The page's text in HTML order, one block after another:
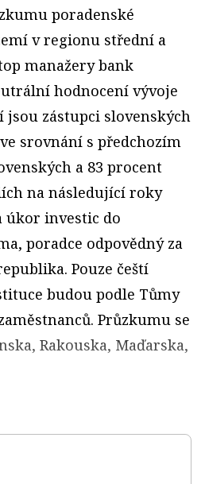
poradenské
v regionu střední a
manažery bank
hodnocení vývoje
zástupci slovenských
srovnání s předchozím
a 83 procent
na následující roky
úkor investic do
poradce odpovědný za
Pouze čeští
budou podle Tůmy
Průzkumu se
Rakouska, Maďarska,